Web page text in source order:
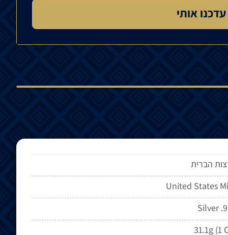
הברית
United States
Silver
31.1g (1